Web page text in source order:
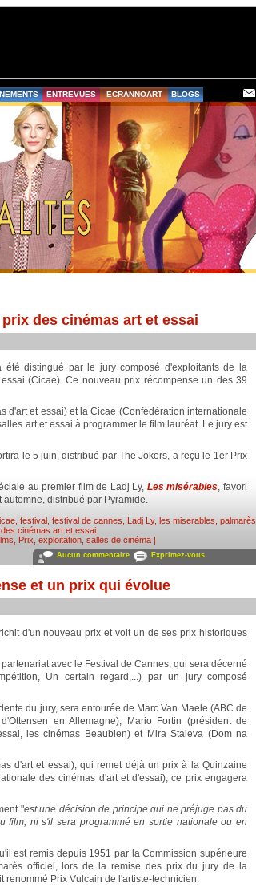
ENTREVUES ECRANNOART BLOGS
des cinémas art et essai
distingué par le jury composé d'exploitants de la
(Cicae). Ce nouveau prix récompense un des 39
d'art et essai) et la Cicae (Confédération internationale
art et essai à programmer le film lauréat. Le jury est
le 5 juin, distribué par The Jokers, a reçu le 1er Prix
au premier film de Ladj Ly, Les misérables, favori
distribué par Pyramide.
festival festival de cannes Ladj Ly, les miserables palmarès
cinémas art et essai.
Prix exploitation, salles de cinéma|
Aucun commentaire Exprimez-vous
et un prix qui évolue
d'un nouveau prix et voit un de ses prix historiques
partenariat avec le Festival de Cannes, qui sera décerné
Un certain regard,...) par un jury composé
du jury, sera entourée de Marc Van Maele (ABC de
en Allemagne), Mario Fortin (président de
les cinémas Beaubien) et Mira Staleva (Dom na
d'art et essai), qui remet déjà un prix à la Quinzaine
des cinémas d'art et d'essai), ce prix engagera
"est une décision de principe qui ne préjuge pas du
film, ni s'il sera programmé en sortie nationale ou en
est remis depuis 1951 par la Commission supérieure
officiel, lors de la remise des prix du jury de la
renommé Prix Vulcain de l'artiste-technicien.